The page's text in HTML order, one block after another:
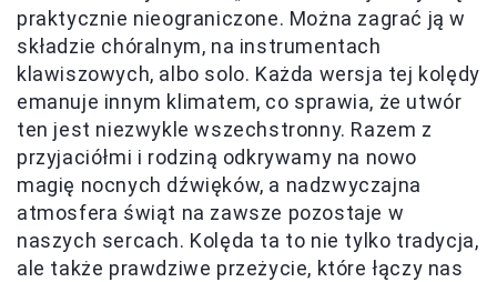
praktycznie nieograniczone. Można zagrać ją w
składzie chóralnym, na instrumentach
klawiszowych, albo solo. Każda wersja tej kolędy
emanuje innym klimatem, co sprawia, że utwór
ten jest niezwykle wszechstronny. Razem z
przyjaciółmi i rodziną odkrywamy na nowo
magię nocnych dźwięków, a nadzwyczajna
atmosfera świąt na zawsze pozostaje w
naszych sercach. Kolęda ta to nie tylko tradycja,
ale także prawdziwe przeżycie, które łączy nas